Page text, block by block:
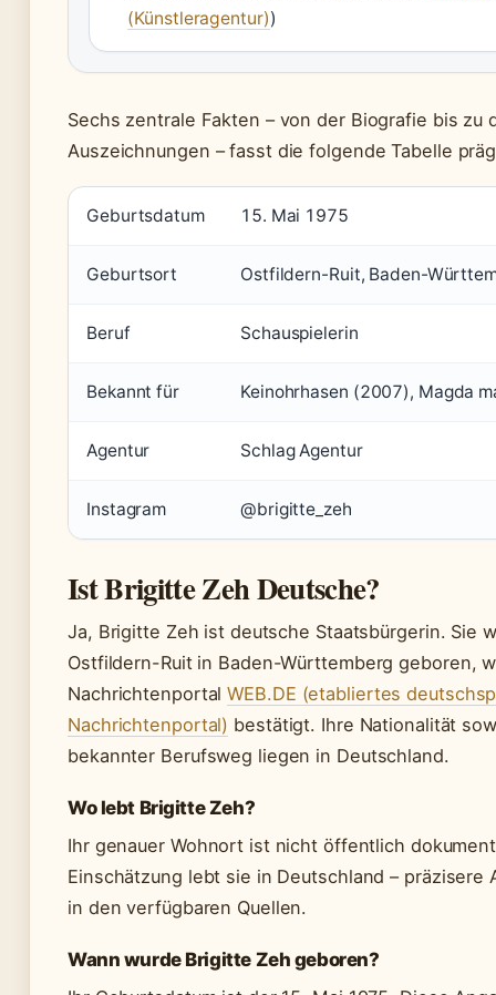
(Künstleragentur))
Sechs zentrale Fakten – von der Biografie bis zu
Auszeichnungen – fasst die folgende Tabelle
Geburtsdatum 15. Mai 1975
Geburtsort Ostfildern-Ruit, Baden-
Beruf Schauspielerin
Bekannt für Keinohrhasen (2007), Magda
Agentur Schlag Agentur
Instagram @brigitte_zeh
Ist Brigitte Zeh Deutsche?
Ja, Brigitte Zeh ist deutsche Staatsbürgerin. Sie
Ostfildern-Ruit in Baden-Württemberg geboren,
NachrichtenportalWEB.DE (etabliertes
Nachrichtenportal) bestätigt. Ihre Nationalität
bekannter Berufsweg liegen in Deutschland.
Wo lebt Brigitte Zeh?
Ihr genauer Wohnort ist nicht öffentlich
Einschätzung lebt sie in Deutschland – präzisere
in den verfügbaren Quellen.
Wann wurde Brigitte Zeh geboren?